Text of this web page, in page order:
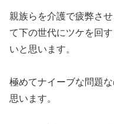
親族らを介護で疲弊さ
て下の世代にツケを回
いと思います。
極めてナイーブな問題
思います。